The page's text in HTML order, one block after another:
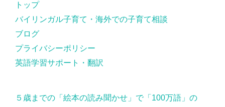
トップ
バイリンガル子育て・海外での子育て相談
ブログ
プライバシーポリシー
英語学習サポート・翻訳
５歳までの「絵本の読み聞かせ」で「100万語」の